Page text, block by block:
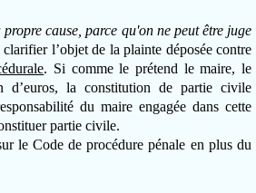
cause, parce qu'on ne peut être juge
l’objet de la plainte déposée contre
. Si comme le prétend le maire, le
d’euros, la constitution de partie civile
du maire engagée dans cette
partie civile.
le Code de procédure pénale en plus du